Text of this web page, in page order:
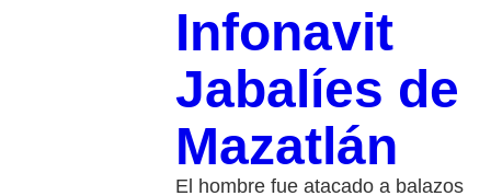
Infonavit
Jabalíes de
Mazatlán
El hombre fue atacado a balazos